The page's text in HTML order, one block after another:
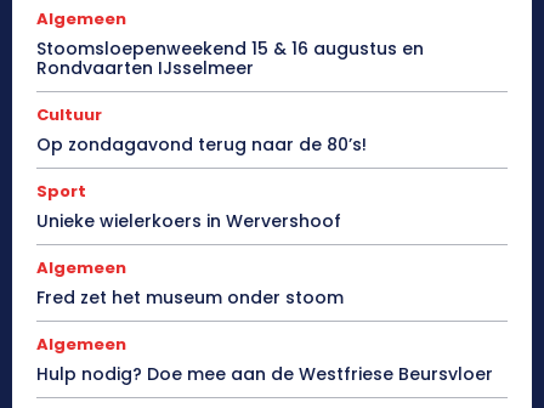
Algemeen
Stoomsloepenweekend 15 & 16 augustus en
Rondvaarten IJsselmeer
Cultuur
Op zondagavond terug naar de 80’s!
Sport
Unieke wielerkoers in Wervershoof
Algemeen
Fred zet het museum onder stoom
Algemeen
Hulp nodig? Doe mee aan de Westfriese Beursvloer